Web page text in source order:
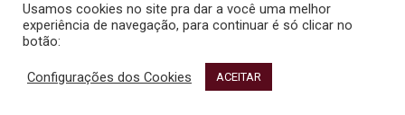
CONTATO
© 2020 - Fisenge - Federação Interestadual de Sindicatos de
Engenheiros. Todos os direitos reservados. Design por
Usamos cookies no site pra dar a você uma melhor
experiência de navegação, para continuar é só clicar no
botão:
Configurações dos Cookies ACEITAR